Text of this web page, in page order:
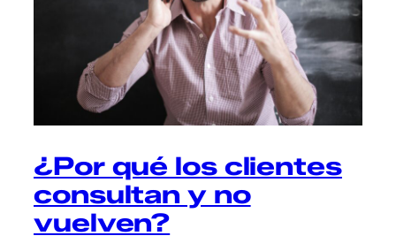
¿Por qué los clientes
consultan y no
vuelven?